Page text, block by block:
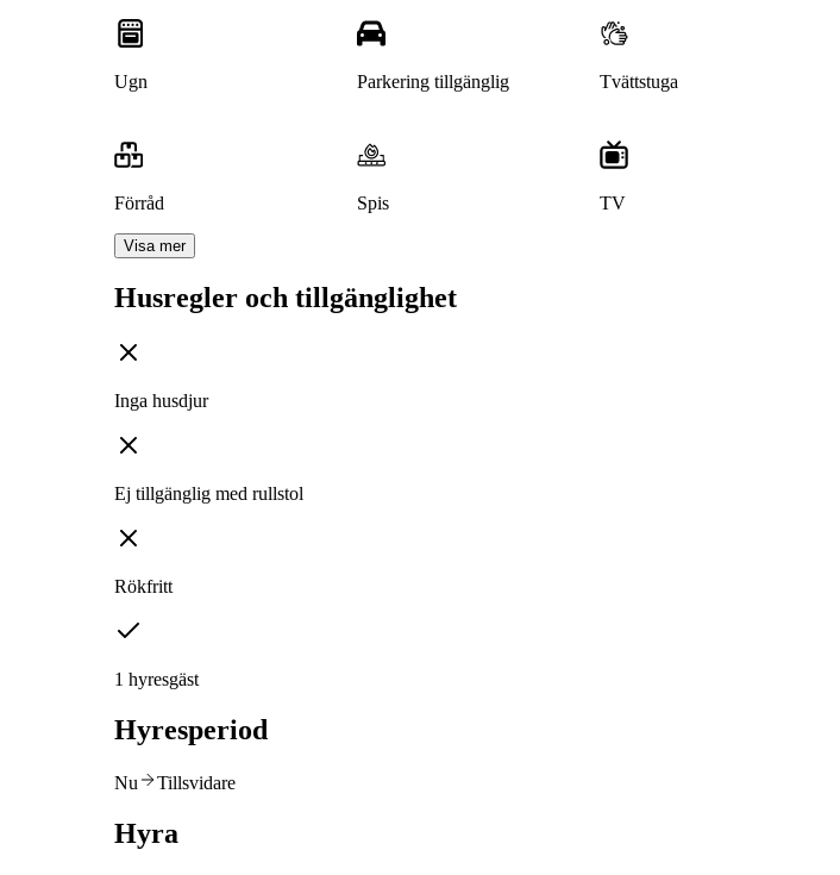
Ugn Parkering tillgänglig Tvättstuga
Förråd Spis TV
Visa mer
Husregler och tillgänglighet
Inga husdjur
Ej tillgänglig med rullstol
Rökfritt
1 hyresgäst
Hyresperiod
Nu Tillsvidare
Hyra